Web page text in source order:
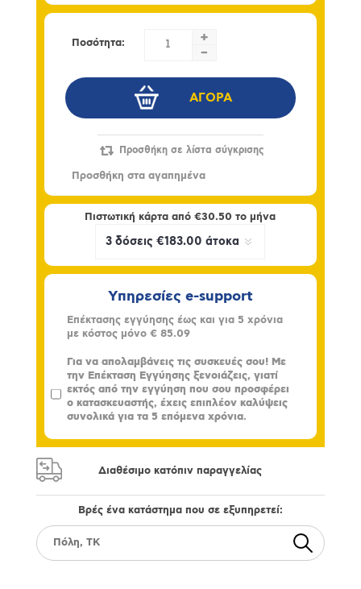
Ποσότητα:
+
-
Πιστωτική κάρτα από€30.50 το μήνα
Υπηρεσίες e-support
Επέκτασης εγγύησης έως και για 5 χρόνια
με κόστος μόνο € 85.09
Για να απολαμβάνεις τις συσκευές σου! Με
την Επέκταση Εγγύησης ξενοιάζεις, γιατί
εκτός από την εγγύηση που σου προσφέρει
ο κατασκευαστής, έχεις επιπλέον καλύψεις
συνολικά για τα 5 επόμενα χρόνια.
Διαθέσιμο κατόπιν παραγγελίας
Βρές ένα κατάστημα που σε εξυπηρετεί: